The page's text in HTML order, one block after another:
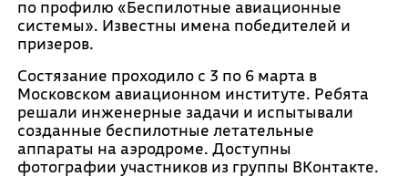
по профилю «Беспилотные авиационные
системы». Известны имена победителей и
призеров.
Состязание проходило с 3 по 6 марта в
Московском авиационном институте. Ребята
решали инженерные задачи и испытывали
созданные беспилотные летательные
аппараты на аэродроме. Доступны
фотографии участников из группы ВКонтакте.